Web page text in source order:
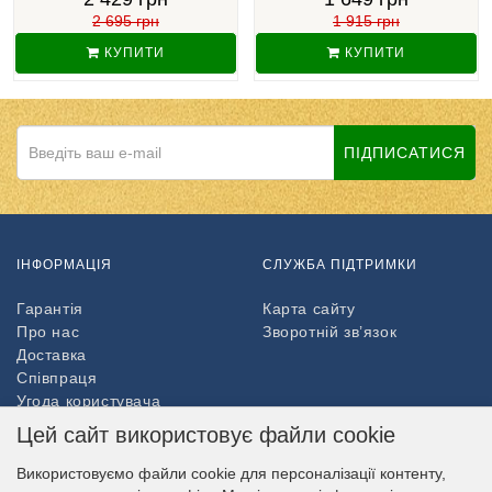
2 695 грн
КУПИТИ
1 915 грн
КУПИТИ
ПІДПИСАТИСЯ
ІНФОРМАЦІЯ
Гарантія
Про нас
Доставка
Співпраця
Угода користувача
Повернення товару
СЛУЖБА ПІДТРИМКИ
Карта сайту
Зворотній зв’язок
Цей сайт використовує файли cookie
Використовуємо файли cookie для персоналізації контенту,